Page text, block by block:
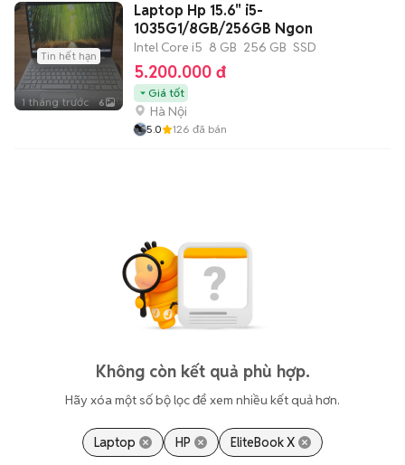
Tin hết hạn
1 tháng trước 6
Laptop Hp 15.6" i5-
1035G1/8GB/256GB Ngon
Intel Core i5 8 GB 256 GB SSD
5.200.000 đ
Giá tốt
Hà Nội
5.0 126 đã bán
Không còn kết quả phù hợp.
Hãy xóa một số bộ lọc để xem nhiều kết quả hơn.
Laptop HP EliteBook X